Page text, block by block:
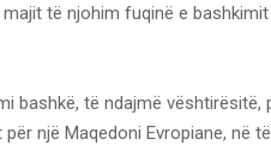
të njohim fuqinë e
bashkë, të ndajmë vështirësitë,
një Maqedoni Evropiane, në